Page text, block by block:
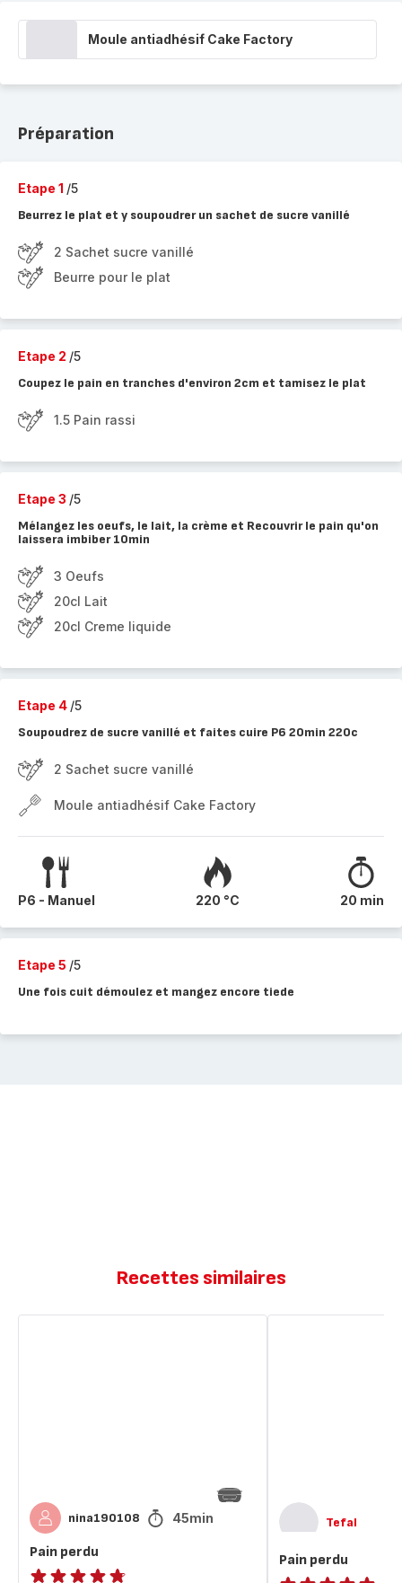
Moule antiadhésif Cake Factory
Préparation
Etape 1 /5
Beurrez le plat et y soupoudrer un sachet de sucre vanillé
2 Sachet sucre vanillé
Beurre pour le plat
Etape 2 /5
Coupez le pain en tranches d'environ 2cm et tamisez le plat
1.5 Pain rassi
Etape 3 /5
Mélangez les oeufs, le lait, la crème et Recouvrir le pain qu'on
laissera imbiber 10min
3 Oeufs
20cl Lait
20cl Creme liquide
Etape 4 /5
Soupoudrez de sucre vanillé et faites cuire P6 20min 220c
2 Sachet sucre vanillé
Moule antiadhésif Cake Factory
P6 - Manuel 220 °C 20 min
Etape 5 /5
Une fois cuit démoulez et mangez encore tiede
Recettes similaires
nina190108 45min
Pain perdu
Tefal
Pain perdu